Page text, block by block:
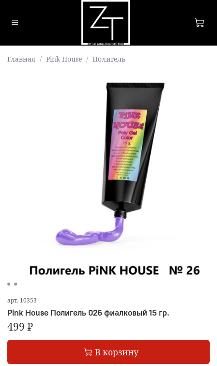
Главная Pink House Полигель
арт. 10353
Pink House Полигель 026 фиалковый 15 гр.
499 ₽
В корзину